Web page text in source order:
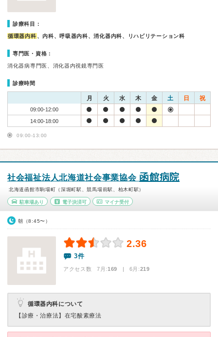
診療科目：
循環器内科 、内科、呼吸器内科、消化器内科、リハビリテーション科
専門医・資格：
消化器病専門医、消化器内視鏡専門医
診療時間
月 火 水 木 金 土 日 祝
09:00-12:00
14:00-18:00
09:00-13:00
社会福祉法人北海道社会事業協会 函館病院
北海道函館市駒場町（深堀町駅、競馬場前駅、柏木町駅）
駐車場あり 電子決済可 マイナ受付
朝（8:45〜）
2.36
3件
アクセス数 7月:169 | 6月:219
循環器内科について
【診療・治療法】 在宅酸素療法